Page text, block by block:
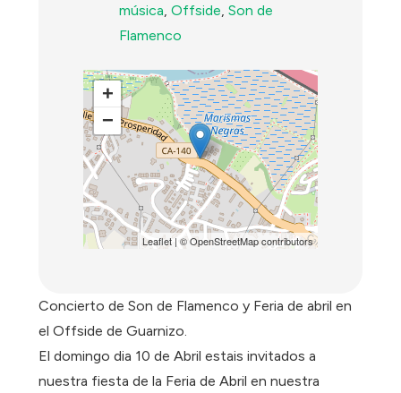
música,Offside,Son de
Flamenco
+
−
Leaflet| ©OpenStreetMapcontributors
Concierto de Son de Flamenco y Feria de abril en
el Offside de Guarnizo.
El domingo dia 10 de Abril estais invitados a
nuestra fiesta de la Feria de Abril en nuestra